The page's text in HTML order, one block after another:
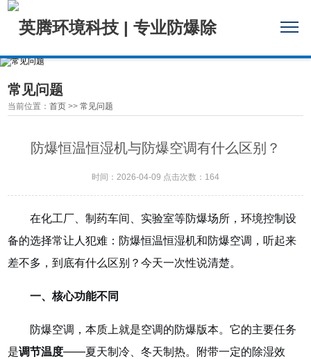
常见问题
当前位置：首页 >>常见问题
防爆恒温恒湿机与防爆空调有什么区别？
时间：2026-04-09 点击次数：164
在化工厂、制药车间、实验室等防爆场所，环境控制设
备的选择常让人犯难：防爆恒温恒湿机和防爆空调，听起来
差不多，到底有什么区别？今天一次性说清楚。
一、核心功能不同
防爆空调，本质上就是空调的防爆版本。它的主要任务
是调节温度——夏天制冷、冬天制热。附带一定的除湿效